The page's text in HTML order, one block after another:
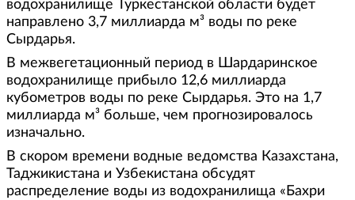
водохранилище Туркестанской области будет
направлено 3,7 миллиарда м³ воды по реке
Сырдарья.
В межвегетационный период в Шардаринское
водохранилище прибыло 12,6 миллиарда
кубометров воды по реке Сырдарья. Это на 1,7
миллиарда м³ больше, чем прогнозировалось
изначально.
В скором времени водные ведомства Казахстана,
Таджикистана и Узбекистана обсудят
распределение воды из водохранилища «Бахри